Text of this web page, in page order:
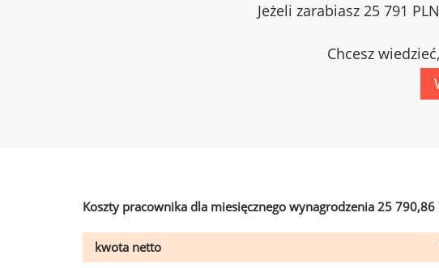
Jeżeli zarabiasz 25 791
Chcesz
Koszty pracownika dla miesięcznego wynagrodzenia 25
kwota netto